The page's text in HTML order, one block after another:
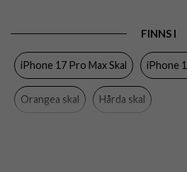
Färg
FINNS I
iPhone 17 Pro Max Skal iPhone
Orangea skal Hårda skal